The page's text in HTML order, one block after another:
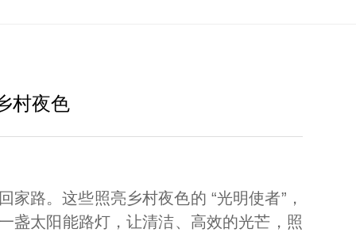
村夜色
路。这些照亮乡村夜色的 “光明使者”，
盏太阳能路灯，让清洁、高效的光芒，照